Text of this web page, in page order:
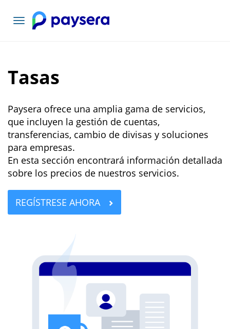
Toggle
navigation
Tasas
Paysera ofrece una amplia gama de servicios,
que incluyen la gestión de cuentas,
transferencias, cambio de divisas y soluciones
para empresas.
En esta sección encontrará información detallada
sobre los precios de nuestros servicios.
REGÍSTRESE AHORA